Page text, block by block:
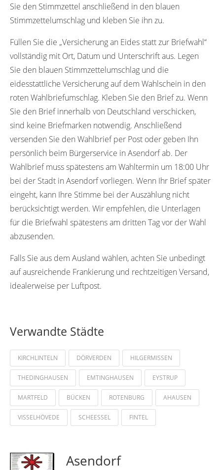
Sie den Stimmzettel anschließend in den blauen
Stimmzettelumschlag und kleben Sie ihn zu.
Füllen Sie die „Versicherung an Eides statt zur Briefwahl“
vollständig mit Ort, Datum und Unterschrift aus. Legen
Sie den blauen Stimmzettelumschlag und die
eidesstattliche Versicherung auf dem Wahlschein in den
roten Wahlbriefumschlag. Kleben Sie den Brief zu. Wenn
Sie den Brief innerhalb von Deutschland verschicken,
sind keine Briefmarken notwendig. Anschließend
versenden Sie den Wahlbrief per Post oder geben Ihn
persönlich beim Bürgerservice in Asendorf ab. Der
Wahlbrief muss spätestens am Wahltermin um 18:00 Uhr
bei der Stadt in Asendorf vorliegen. Wenn Ihr Brief später
eingeht, kann Ihre Stimme bei der Auszählung nicht
berücksichtigt werden. Wir empfehlen, die Unterlagen
für die Briefwahl spätestens am dritten Tag vor der Wahl
abzusenden.
Falls Sie aus dem Ausland wählen, achten Sie unbedingt
auf ausreichende Frankierung und rechtzeitigen Versand,
idealerweise per Luftpost.
Verwandte Städte
KIRCHLINTELN DÖRVERDEN HILGERMISSEN
THEDINGHAUSEN EMTINGHAUSEN EYSTRUP
MARTFELD BÜCKEN ROTENBURG AHAUSEN
VISSELHÖVEDE SCHEESSEL FINTEL
Asendorf